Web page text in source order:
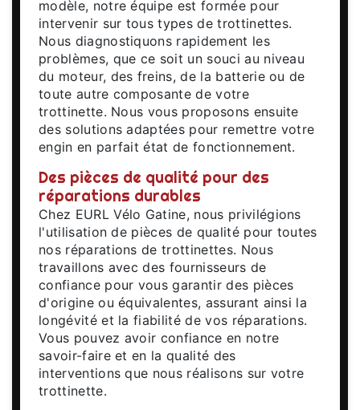
modèle, notre équipe est formée pour
intervenir sur tous types de trottinettes.
Nous diagnostiquons rapidement les
problèmes, que ce soit un souci au niveau
du moteur, des freins, de la batterie ou de
toute autre composante de votre
trottinette. Nous vous proposons ensuite
des solutions adaptées pour remettre votre
engin en parfait état de fonctionnement.
Des pièces de qualité pour des
réparations durables
Chez EURL Vélo Gatine, nous privilégions
l'utilisation de pièces de qualité pour toutes
nos réparations de trottinettes. Nous
travaillons avec des fournisseurs de
confiance pour vous garantir des pièces
d'origine ou équivalentes, assurant ainsi la
longévité et la fiabilité de vos réparations.
Vous pouvez avoir confiance en notre
savoir-faire et en la qualité des
interventions que nous réalisons sur votre
trottinette.